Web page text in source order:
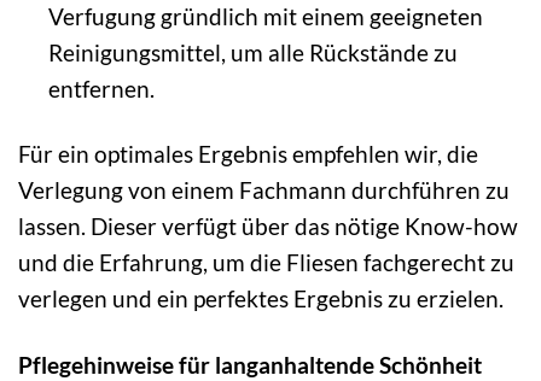
Verfugung gründlich mit einem geeigneten
Reinigungsmittel, um alle Rückstände zu
entfernen.
Für ein optimales Ergebnis empfehlen wir, die
Verlegung von einem Fachmann durchführen zu
lassen. Dieser verfügt über das nötige Know-how
und die Erfahrung, um die Fliesen fachgerecht zu
verlegen und ein perfektes Ergebnis zu erzielen.
Pflegehinweise für langanhaltende Schönheit